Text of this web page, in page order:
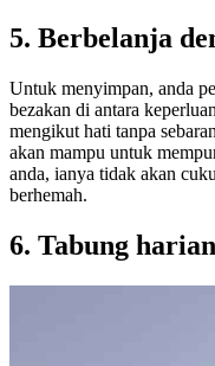
5. Berbelanja
Untuk menyimpan, anda
bezakan di antara
mengikut hati tanpa
akan mampu untuk
anda, ianya tidak akan
berhemah.
6. Tabung harian